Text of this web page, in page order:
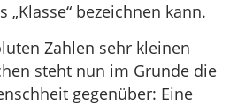
„Klasse“ bezeichnen kann.
Zahlen sehr kleinen
steht nun im Grunde die
gegenüber: Eine